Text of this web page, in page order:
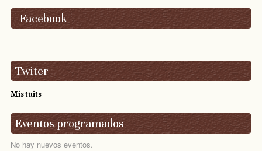
Facebook
Twiter
Mis tuits
Eventos programados
No hay nuevos eventos.